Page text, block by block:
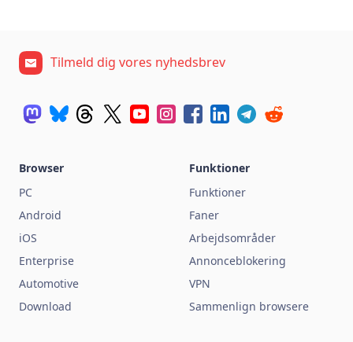
Tilmeld dig vores nyhedsbrev
Browser
PC
Android
iOS
Enterprise
Automotive
Download
Funktioner
Funktioner
Faner
Arbejdsområder
Annonceblokering
VPN
Sammenlign browsere